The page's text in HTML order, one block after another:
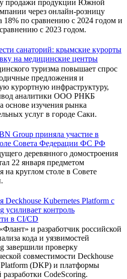
продажи продукции Южной
через онлайн-розницу
18% по сравнению с 2024 годом и
с 2023 годом.
санаторий: крымские курорты
на медицинские центры
туризма повышает спрос
предложения и
курортную инфраструктуру,
аналитики ООО РНКБ
основе изучения рынка
услуг в городе Саки.
Group приняла участие в
Совета Федерации ФС РФ
деревянного домостроения
22 января предметом
на круглом столе в Совете
Deckhouse Kubernetes Platform с
усиливает контроль
в CI/CD
и разработчик российской
кода и уязвимостей
завершили проверку
совместимости Deckhouse
Platform (DKP) и платформы
разработки CodeScoring.